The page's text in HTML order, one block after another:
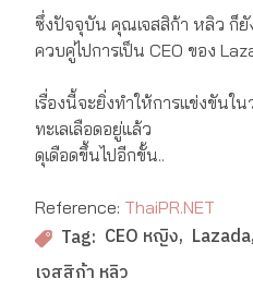
ซึ่งปัจจุบัน คุณเจสสิก้า หลิว ก็
ควบคู่ไปการเป็น CEO ของ
เรื่องนี้จะยิ่งทำให้การแข่งขันใ
ทะเลเลือดอยู่แล้ว
ดุเดือดขึ้นไปอีกขั้น..
Reference: ThaiPR.NET
Tag: CEO หญิง Lazada
เจสสิก้า หลิว